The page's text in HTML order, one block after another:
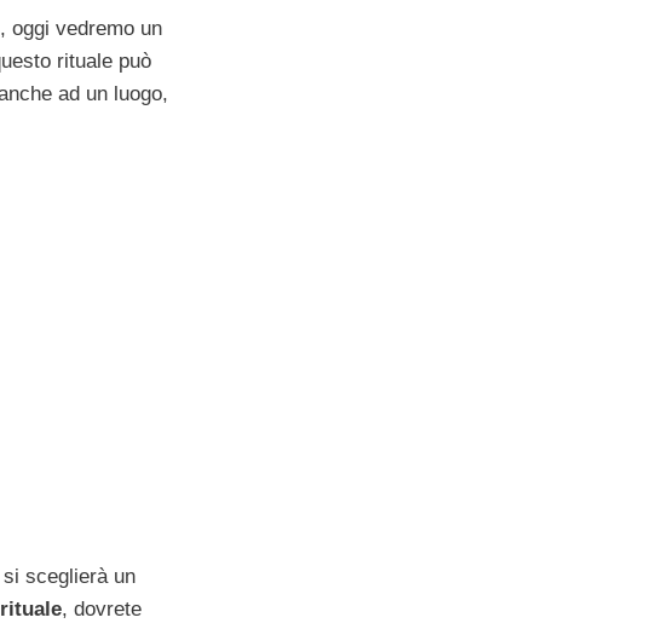
, oggi vedremo un
rituale può
ad un luogo,
sceglierà un
, dovrete